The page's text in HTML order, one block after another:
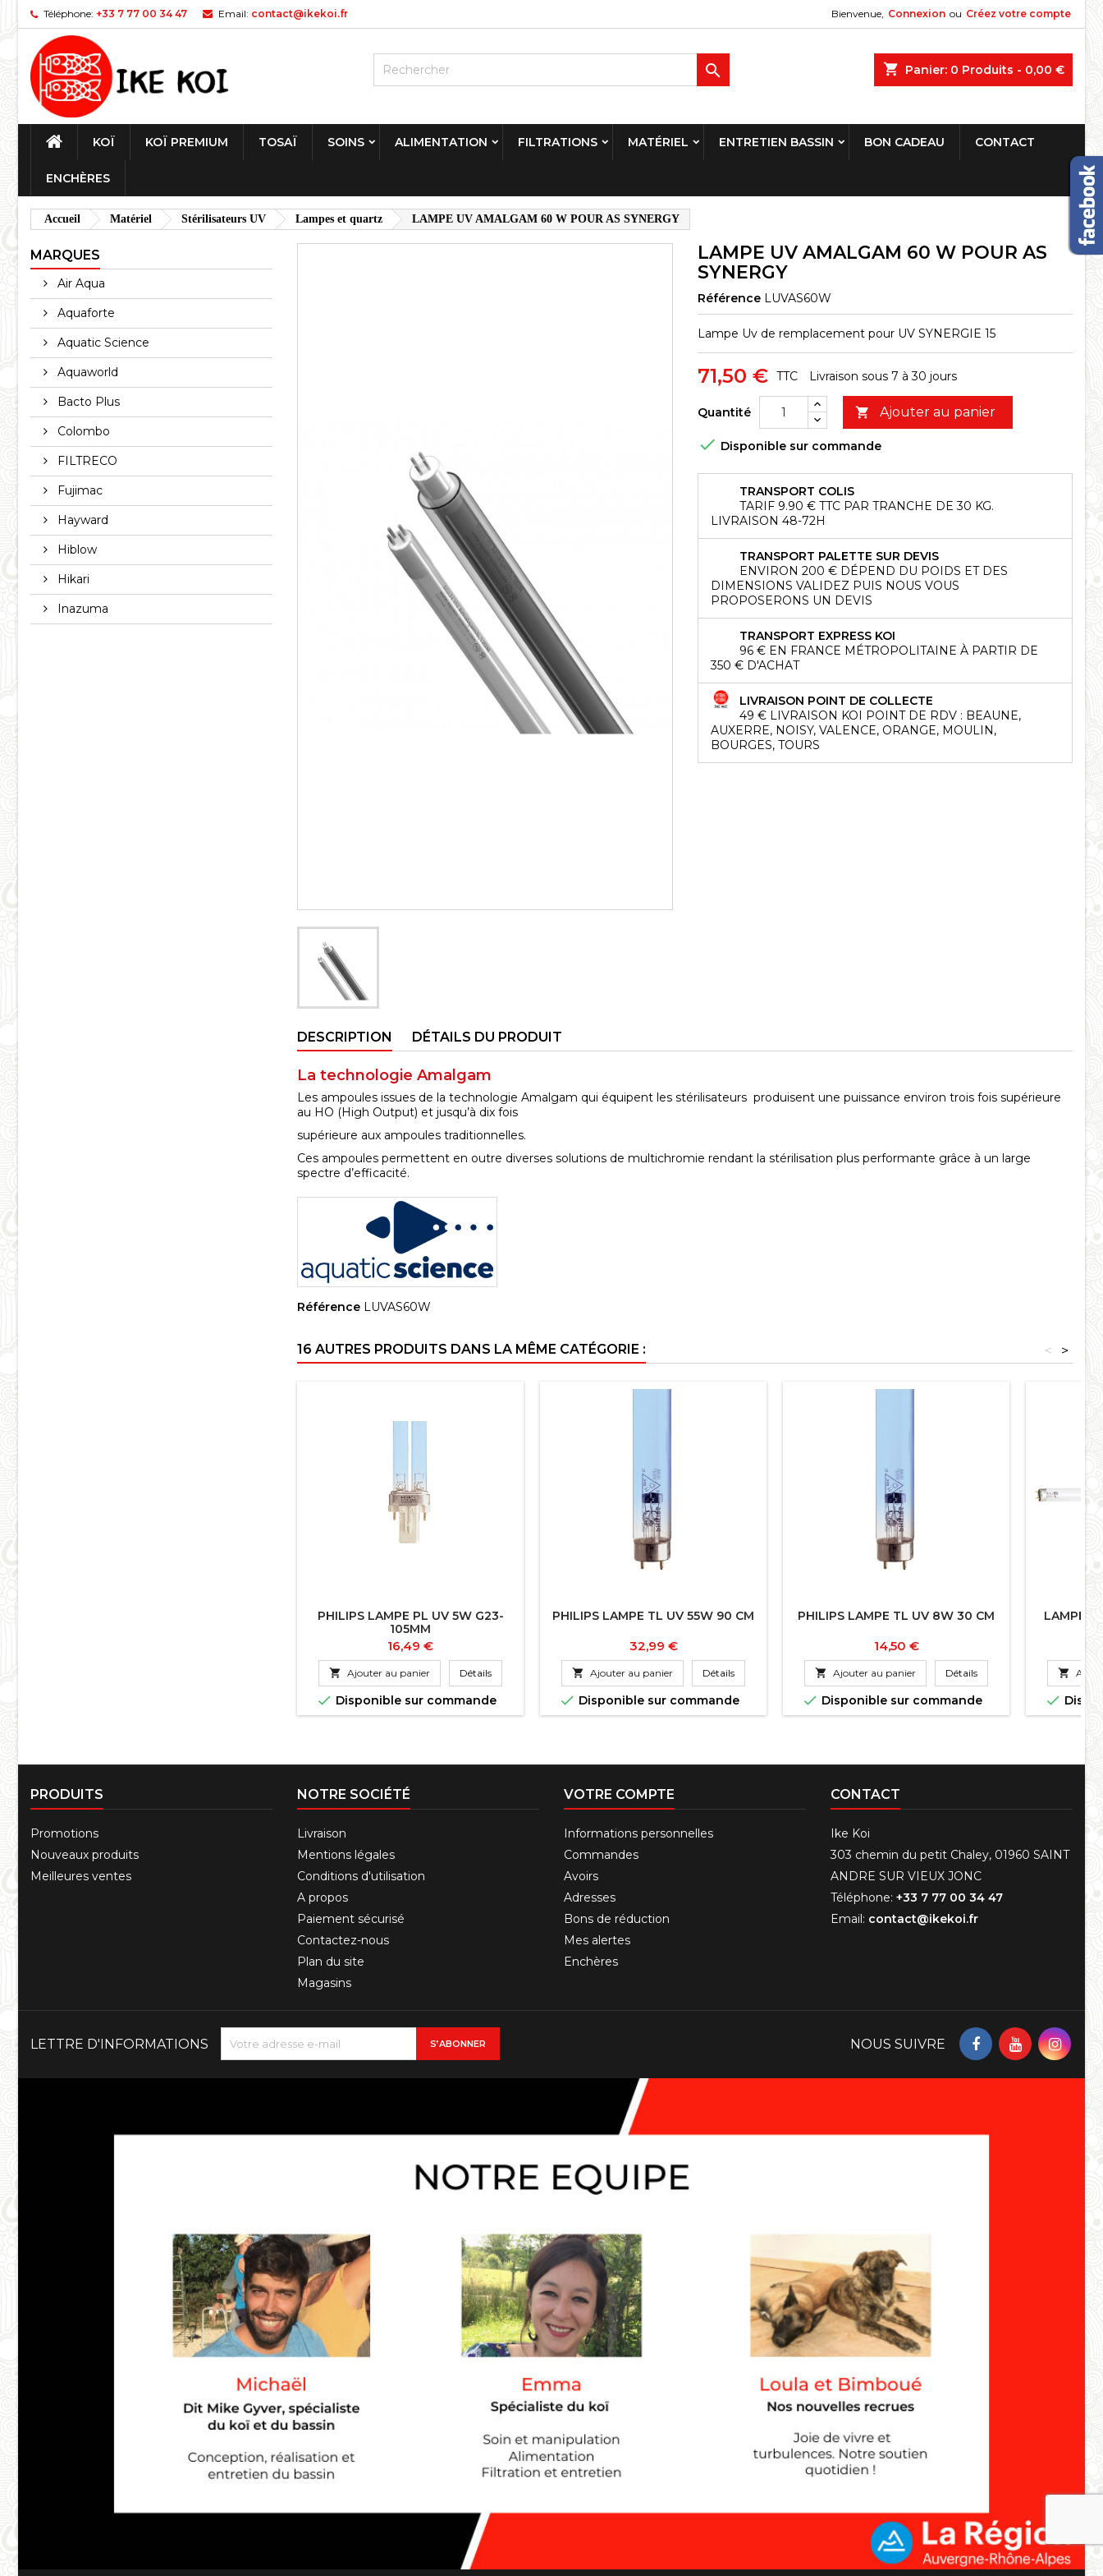
Téléphone: +33 7 77 00 34 47 Email: contact@ikekoi.fr Bienvenue, Connexion ou Créez votre compte
shopping_cart Panier: 0 Produits - 0,00 €

KOÏ KOÏ PREMIUM TOSAÏ SOINS ALIMENTATION FILTRATIONS MATÉRIEL ENTRETIEN BASSIN BON CADEAU CONTACT
ENCHÈRES
Accueil Matériel Stérilisateurs UV Lampes et quartz LAMPE UV AMALGAM 60 W POUR AS SYNERGY
MARQUES
Air Aqua
Aquaforte
Aquatic Science
Aquaworld
Bacto Plus
Colombo
FILTRECO
Fujimac
Hayward
Hiblow
Hikari
Inazuma
LAMPE UV AMALGAM 60 W POUR AS
SYNERGY
Référence LUVAS60W
Lampe Uv de remplacement pour UV SYNERGIE 15
71,50 € TTC Livraison sous 7 à 30 jours
Quantité  Ajouter au panier
 Disponible sur commande
TRANSPORT COLIS
TARIF 9.90 € TTC PAR TRANCHE DE 30 KG.
LIVRAISON 48-72H
TRANSPORT PALETTE SUR DEVIS
ENVIRON 200 € DÉPEND DU POIDS ET DES
DIMENSIONS VALIDEZ PUIS NOUS VOUS
PROPOSERONS UN DEVIS
TRANSPORT EXPRESS KOI
96 € EN FRANCE MÉTROPOLITAINE À PARTIR DE
350 € D'ACHAT
LIVRAISON POINT DE COLLECTE
49 € LIVRAISON KOI POINT DE RDV : BEAUNE,
AUXERRE, NOISY, VALENCE, ORANGE, MOULIN,
BOURGES, TOURS
DESCRIPTION DÉTAILS DU PRODUIT
La technologie Amalgam
Les ampoules issues de la technologie Amalgam qui équipent les stérilisateurs produisent une puissance environ trois fois supérieure
au HO (High Output) et jusqu’à dix fois
supérieure aux ampoules traditionnelles.
Ces ampoules permettent en outre diverses solutions de multichromie rendant la stérilisation plus performante grâce à un large
spectre d’efficacité.
Référence LUVAS60W
16 AUTRES PRODUITS DANS LA MÊME CATÉGORIE : >
<
PHILIPS LAMPE PL UV 5W G23-
105MM
Prix
16,49 €
 Ajouter au panier Détails
 Disponible sur commande
PHILIPS LAMPE TL UV 55W 90 CM
Prix
32,99 €
 Ajouter au panier Détails
 Disponible sur commande
PHILIPS LAMPE TL UV 8W 30 CM
Prix
14,50 €
 Ajouter au panier Détails
 Disponible sur commande
LAMPE


PRODUITS
Promotions
Nouveaux produits
Meilleures ventes
NOTRE SOCIÉTÉ
Livraison
Mentions légales
Conditions d'utilisation
A propos
Paiement sécurisé
Contactez-nous
Plan du site
Magasins
VOTRE COMPTE
Informations personnelles
Commandes
Avoirs
Adresses
Bons de réduction
Mes alertes
Enchères
CONTACT
Ike Koi
303 chemin du petit Chaley, 01960 SAINT
ANDRE SUR VIEUX JONC
Téléphone: +33 7 77 00 34 47
Email: contact@ikekoi.fr
LETTRE D'INFORMATIONS NOUS SUIVRE